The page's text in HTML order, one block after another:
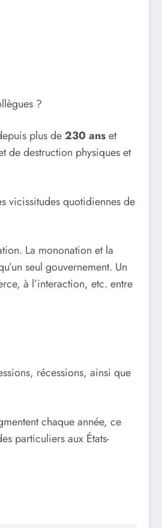
?
plus de230 anset
de destruction physiques et
vicissitudes quotidiennes de
La mononation et la
seul gouvernement. Un
à l’interaction, etc. entre
récessions, ainsi que
chaque année, ce
particuliers aux États-